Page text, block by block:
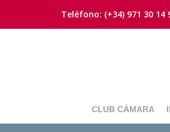
Saltar
Teléfono: (+34) 971 30 14
CLUB CÁMARA